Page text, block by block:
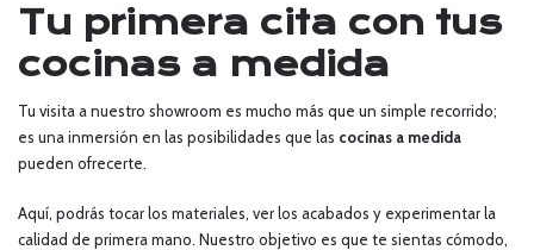
Tu primera cita con tus
cocinas a medida
Tu visita a nuestro showroom es mucho más que un simple recorrido;
es una inmersión en las posibilidades que las cocinas a medida
pueden ofrecerte.
Aquí, podrás tocar los materiales, ver los acabados y experimentar la
calidad de primera mano. Nuestro objetivo es que te sientas cómodo,